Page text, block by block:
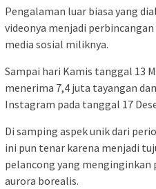
Pengalaman luar biasa yang
videonya menjadi
media sosial miliknya.
Sampai hari Kamis tanggal 13
menerima 7,4 juta tayangan
Instagram pada tanggal 17
Di samping aspek unik dari
ini pun tenar karena menjadi
pelancong yang
aurora borealis.